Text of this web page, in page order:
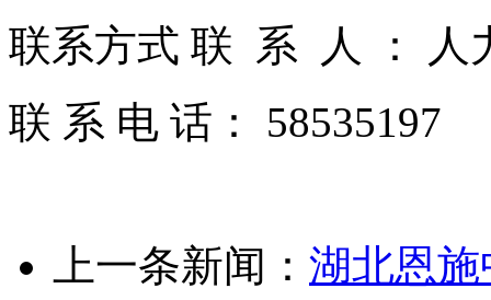
联系方式 联 系 人 ： 人
联 系 电 话： 58535197
上一条新闻： 湖北恩